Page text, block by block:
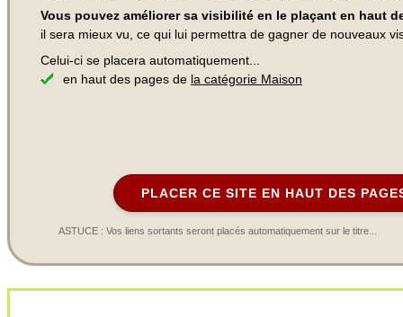
Vous pouvez améliorer sa visibilité en le plaçant en haut
il sera mieux vu, ce qui lui permettra de gagner de nouveaux
Celui-ci se placera automatiquement...
en haut des pages de la catégorie Maison
PLACER CE SITE EN HAUT DES
ASTUCE : Vos liens sortants seront placés automatiquement sur le titre...